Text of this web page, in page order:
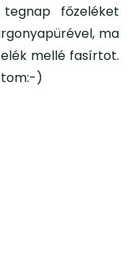
főzeléket
ma
mellé fasírtot.
)